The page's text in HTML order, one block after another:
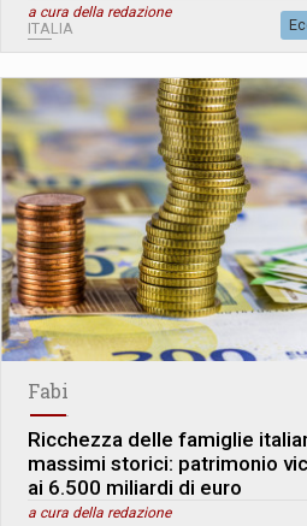
a cura della redazione
ITALIA
Fabi
Ricchezza delle famiglie
massimi storici: patrimonio
ai 6.500 miliardi di euro
a cura della redazione